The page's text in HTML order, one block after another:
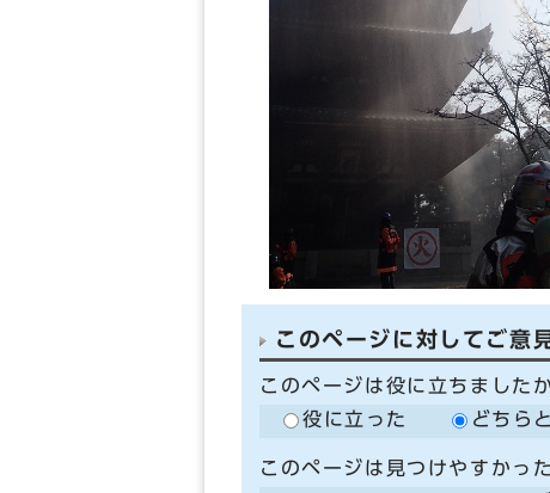
このページに対してご意
このページは役に立ちました
役に立った
どちら
このページは見つけやすかっ